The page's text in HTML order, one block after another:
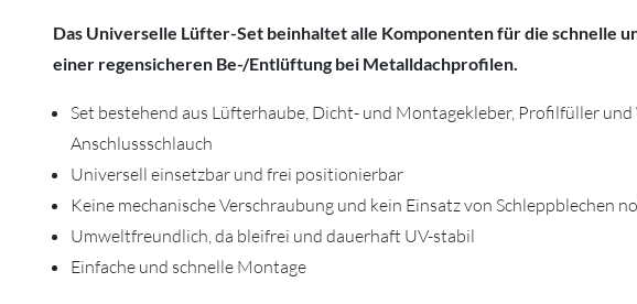
Das Universelle Lüfter-Set beinhaltet alle Komponenten für die schnelle
einer regensicheren Be-/Entlüftung bei Metalldachprofilen.
Set bestehend aus Lüfterhaube, Dicht- und Montagekleber, Profilfüller und
Anschlussschlauch
Universell einsetzbar und frei positionierbar
Keine mechanische Verschraubung und kein Einsatz von Schleppblechen
Umweltfreundlich, da bleifrei und dauerhaft UV-stabil
Einfache und schnelle Montage